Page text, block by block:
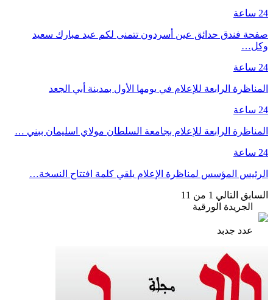
24 ساعة
صفحة فندق حدائق عين أسردون تتمنى لكم عيد مبارك سعيد
وكل…
24 ساعة
المناظرة الرابعة للإعلام في يومها الأول بمدينة أبي الجعد
24 ساعة
المناظرة الرابعة للإعلام بجامعة السلطان مولاي اسليمان ببني …
24 ساعة
الرئيس المؤسس لمناظرة الإعلام يلقي كلمة افتتاح النسخة…
السابق التالي 1 من 11
الجريدة الورقية
عدد جدبد